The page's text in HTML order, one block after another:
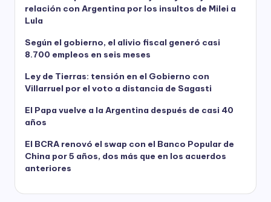
relación con Argentina por los insultos de Milei a
Lula
Según el gobierno, el alivio fiscal generó casi
8.700 empleos en seis meses
Ley de Tierras: tensión en el Gobierno con
Villarruel por el voto a distancia de Sagasti
El Papa vuelve a la Argentina después de casi 40
años
El BCRA renovó el swap con el Banco Popular de
China por 5 años, dos más que en los acuerdos
anteriores